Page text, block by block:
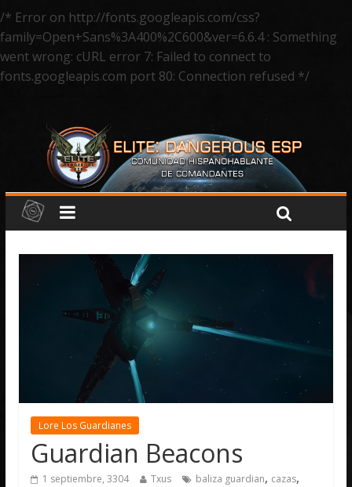
/* Error on http://fonts.googleapis.com/css?
family=Open+Sans%3A400%2C600&ver=6.6.4 : Something
went wrong: cURL error 7: Failed to connect to
fonts.googleapis.com port 80: Connection refused */
Lore Los Guardianes
Guardian Beacons
1 septiembre, 3304 Txus baliza guardian, cazas,